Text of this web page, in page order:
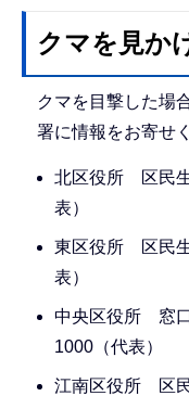
クマを見か
クマを目撃した場
署に情報をお寄せ
北区役所 区民
表）
東区役所 区民
表）
中央区役所 窓
1000（代表）
江南区役所 区